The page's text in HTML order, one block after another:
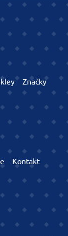
Značky
Kontakt